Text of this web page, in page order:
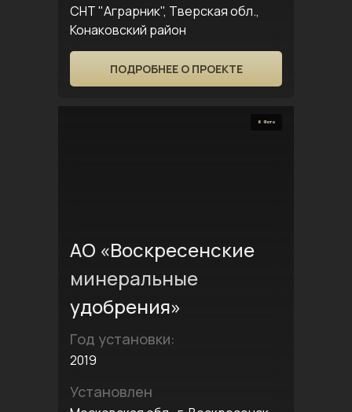
СНТ "Аграрник", Тверская обл.,
Конаковский район
ПОДРОБНЕЕ О ПРОЕКТЕ
6 Фото
АО «Воскресенские
минеральные
удобрения»
Год установки:
2019
Установлен